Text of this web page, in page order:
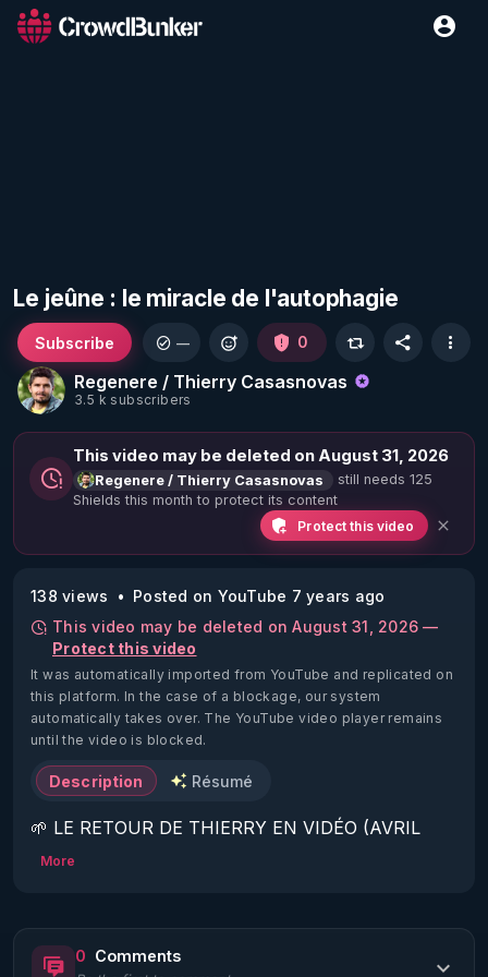
Le jeûne : le miracle de l'autophagie
Regenere / Thierry Casasnovas
3.5 k subscribers
Subscribe — 0
This video may be deleted on August 31, 2026
Regenere / Thierry Casasnovas
still needs 125
Shields this month to protect its content
Protect this video
138 views
Posted on YouTube 7 years ago
This video may be deleted on August 31, 2026 —
Protect this video
It was automatically imported from YouTube and replicated on
this platform. In the case of a blockage, our system
automatically takes over. The YouTube video player remains
until the video is blocked.
Description Résumé
🌱 LE RETOUR DE THIERRY EN VIDÉO (AVRIL
2022)!
https://www.rgnr.fr/presentation.html
More
0 Comments